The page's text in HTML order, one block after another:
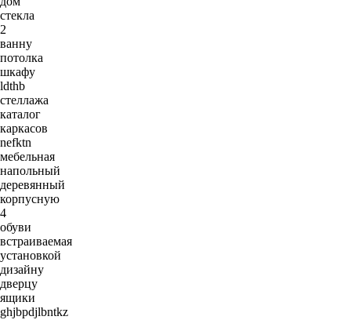
стекла
2
ванну
потолка
шкафу
ldthb
стеллажа
каталог
каркасов
nefktn
мебельная
напольный
деревянный
корпусную
4
обуви
встраиваемая
установкой
дизайну
дверцу
ящики
ghjbpdjlbntkz